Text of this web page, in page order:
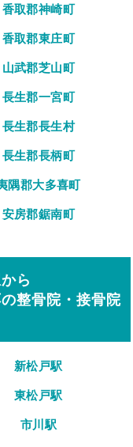
香取郡神崎町
香取郡東庄町
山武郡芝山町
長生郡一宮町
長生郡長生村
長生郡長柄町
隅郡大多喜町
安房郡鋸南町
ら
整骨院・接骨院
新松戸駅
東松戸駅
市川駅